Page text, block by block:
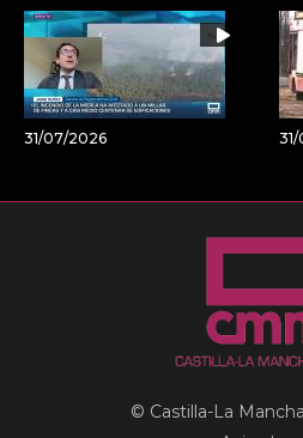
31/07/2026
© Castilla-La